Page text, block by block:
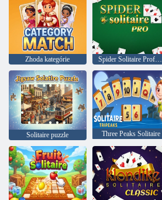
Zhoda kategórie Spider Solitaire Professional
Solitaire puzzle Three Peaks Solitaire